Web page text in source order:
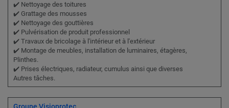
✔️ Nettoyage des toitures
✔️ Grattage des mousses
✔️ Nettoyage des gouttières
✔️ Pulvérisation de produit professionnel
✔️ Travaux de bricolage à l'intérieur et à l'extérieur
✔️ Montage de meubles, installation de luminaires, étagères,
Plinthes.
✔️ Prises électriques, radiateur, cumulus ainsi que diverses
Autres tâches.